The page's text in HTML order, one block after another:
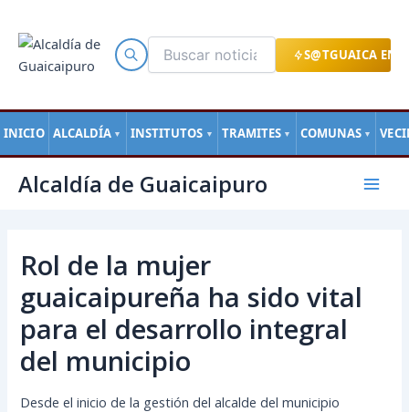
S@TGUAICA EN
INICIO ALCALDÍA ▼ INSTITUTOS ▼ TRAMITES ▼ COMUNAS ▼
contenido
Alcaldía de Guaicaipuro
Main
Rol de la mujer
guaicaipureña ha sido vital
para el desarrollo integral
del municipio
Desde el inicio de la gestión del alcalde del municipio
de